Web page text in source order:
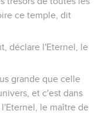
ce temple, dit
déclare l'Eternel, le
grande que celle
et c'est dans
le maître de